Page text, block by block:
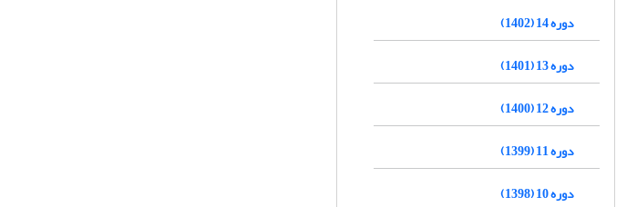
دوره 14 (1402)
دوره 13 (1401)
دوره 12 (1400)
دوره 11 (1399)
دوره 10 (1398)